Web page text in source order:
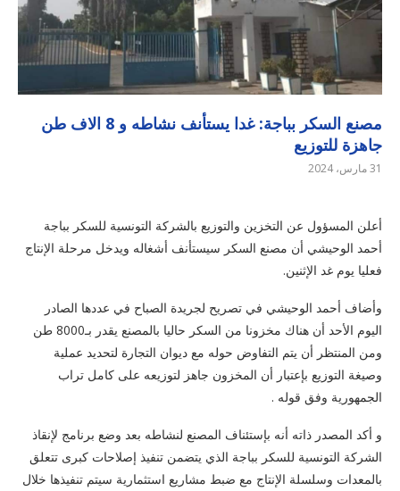
مصنع السكر بباجة: غدا يستأنف نشاطه و 8 الاف طن
جاهزة للتوزيع
31 مارس، 2024
أعلن المسؤول عن التخزين والتوزيع بالشركة التونسية للسكر بباجة
أحمد الوحيشي أن مصنع السكر سيستأنف أشغاله ويدخل مرحلة الإنتاج
فعليا يوم غد الإثنين.
وأضاف أحمد الوحيشي في تصريح لجريدة الصباح في عددها الصادر
اليوم الأحد أن هناك مخزونا من السكر حاليا بالمصنع يقدر بـ8000 طن
ومن المنتظر أن يتم التفاوض حوله مع ديوان التجارة لتحديد عملية
وصيغة التوزيع بإعتبار أن المخزون جاهز لتوزيعه على كامل تراب
الجمهورية وفق قوله .
و أكد المصدر ذاته أنه بإستئناف المصنع لنشاطه بعد وضع برنامج لإنقاذ
الشركة التونسية للسكر بباجة الذي يتضمن تنفيذ إصلاحات كبرى تتعلق
بالمعدات وسلسلة الإنتاج مع ضبط مشاريع استثمارية سيتم تنفيذها خلال